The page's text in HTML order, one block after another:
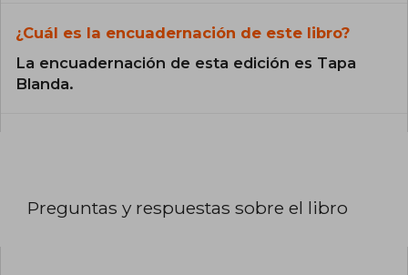
¿Cuál es la encuadernación de este libro?
La encuadernación de esta edición es Tapa
Blanda.
Preguntas y respuestas sobre el libro